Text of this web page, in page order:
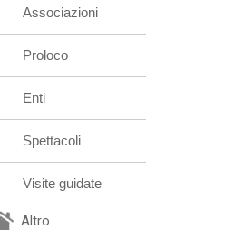
Associazioni
Proloco
Enti
Spettacoli
Visite guidate
Altro